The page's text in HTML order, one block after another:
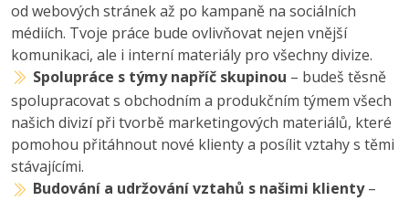
od webových stránek až po kampaně na sociálních
médiích. Tvoje práce bude ovlivňovat nejen vnější
komunikaci, ale i interní materiály pro všechny divize.
Spolupráce s týmy napříč skupinou – budeš těsně
spolupracovat s obchodním a produkčním týmem všech
našich divizí při tvorbě marketingových materiálů, které
pomohou přitáhnout nové klienty a posílit vztahy s těmi
stávajícími.
Budování a udržování vztahů s našimi klienty–